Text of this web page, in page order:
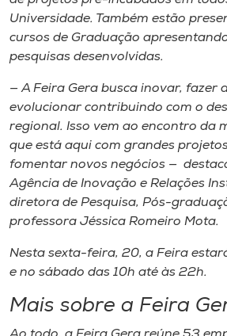
Selecione
Universidade. Também estão
cursos de Graduação
pesquisas desenvolvidas.
— A Feira Gera busca inovar, fazer
evolucionar contribuindo com o
regional. Isso vem ao encontro da
que está aqui com grandes
fomentar novos negócios —
Agência de Inovação e Relações
diretora de Pesquisa, Pós-
professora Jéssica Romeiro Mota.
Nesta sexta-feira, 20, a Feira
e no sábado das 10h até às 22h.
Mais sobre a Feira